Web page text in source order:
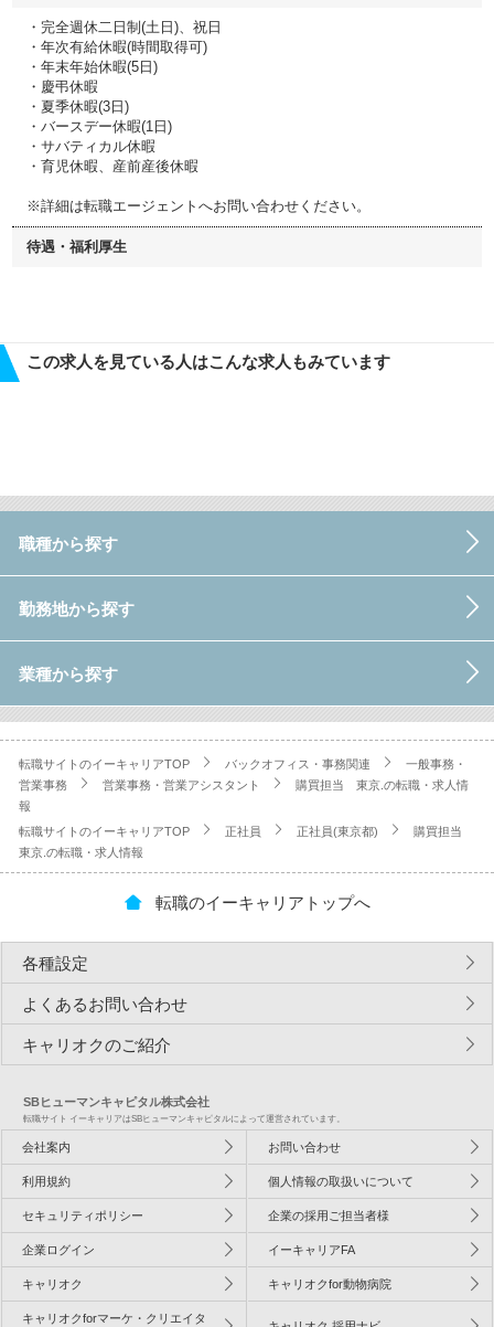
・完全週休二日制(土日)、祝日
・年次有給休暇(時間取得可)
・年末年始休暇(5日)
・慶弔休暇
・夏季休暇(3日)
・バースデー休暇(1日)
・サバティカル休暇
・育児休暇、産前産後休暇
※詳細は転職エージェントへお問い合わせください。
待遇・福利厚生
この求人を見ている人はこんな求人もみています
職種から探す
勤務地から探す
業種から探す
転職サイトのイーキャリアTOP バックオフィス・事務関連
一般事務・
営業事務
営業事務・営業アシスタント
購買担当 東京.の転職・求人情
報
転職サイトのイーキャリアTOP
正社員 正社員(東京都)
購買担当
東京.の転職・求人情報
転職のイーキャリアトップへ
各種設定
よくあるお問い合わせ
キャリオクのご紹介
SBヒューマンキャピタル株式会社
転職サイト イーキャリアはSBヒューマンキャピタルによって運営されています。
会社案内 お問い合わせ
利用規約 個人情報の取扱いについて
セキュリティポリシー 企業の採用ご担当者様
企業ログイン イーキャリアFA
キャリオク キャリオクfor動物病院
キャリオクforマーケ・クリエイタ